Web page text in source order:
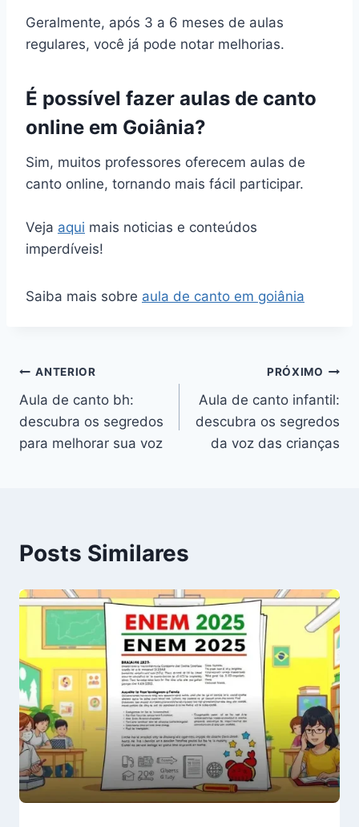
Geralmente, após 3 a 6 meses de aulas
regulares, você já pode notar melhorias.
É possível fazer aulas de canto
online em Goiânia?
Sim, muitos professores oferecem aulas de
canto online, tornando mais fácil participar.
Veja aqui mais noticias e conteúdos
imperdíveis!
Saiba mais sobre aula de canto em goiânia
Navegação
de
Post
ANTERIOR
Aula de canto bh:
descubra os segredos
para melhorar sua voz
PRÓXIMO
Aula de canto infantil:
descubra os segredos
da voz das crianças
Posts Similares